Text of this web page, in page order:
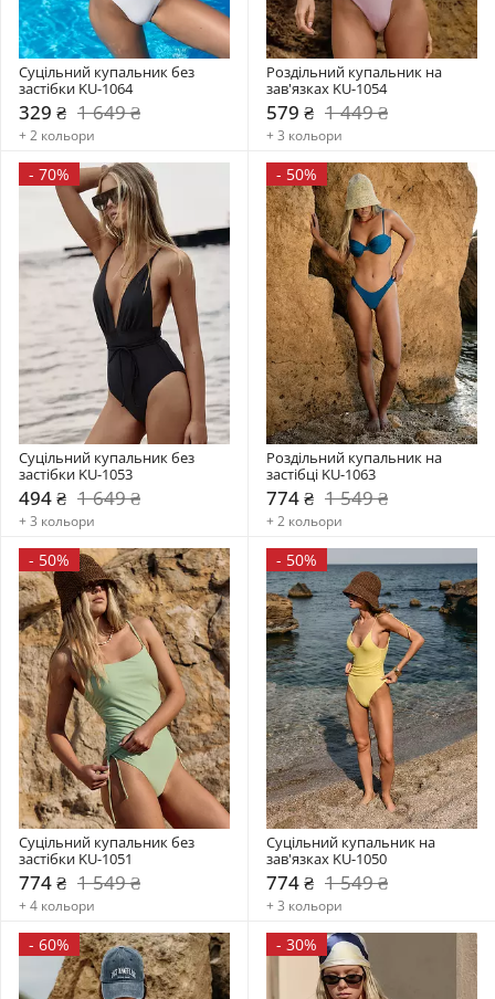
Суцільний купальник без
застібки KU-1064
329 ₴ 1 649 ₴
+ 2 кольори
Роздільний купальник на
зав'язках KU-1054
579 ₴ 1 449 ₴
+ 3 кольори
- 70%
Суцільний купальник без
застібки KU-1053
494 ₴ 1 649 ₴
+ 3 кольори
- 50%
Роздільний купальник на
застібці KU-1063
774 ₴ 1 549 ₴
+ 2 кольори
- 50%
Суцільний купальник без
застібки KU-1051
774 ₴ 1 549 ₴
+ 4 кольори
- 50%
Суцільний купальник на
зав'язках KU-1050
774 ₴ 1 549 ₴
+ 3 кольори
- 60% - 30%